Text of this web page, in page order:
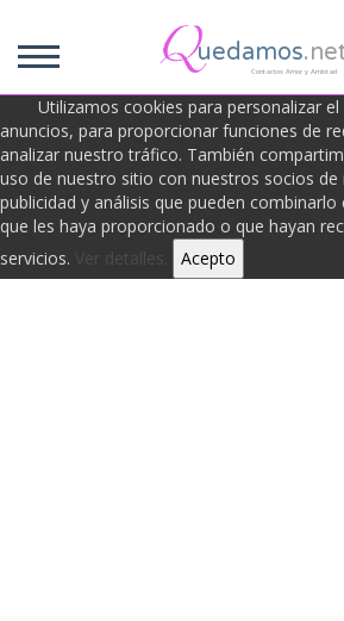
uedamos
Contactos Amor y Amistad
Utilizamos cookies para personalizar el
anuncios, para proporcionar funciones de
analizar nuestro tráfico. También
uso de nuestro sitio con nuestros socios de
publicidad y análisis que pueden
que les haya proporcionado o que hayan
servicios.
Ver detalles. Acepto
Frases de